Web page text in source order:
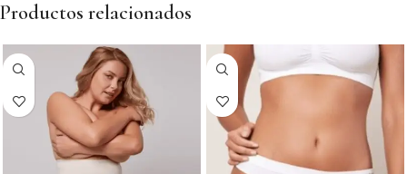
Productos relacionados